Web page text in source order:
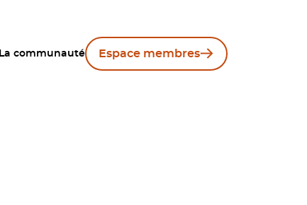
La communauté Espace membres